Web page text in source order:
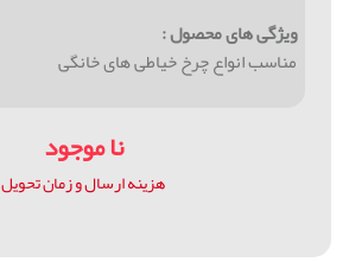
ویژگی های محصول :
مناسب انواع چرخ خیاطی های خانگی
نا موجود
هزینه ارسال و زمان تحویل